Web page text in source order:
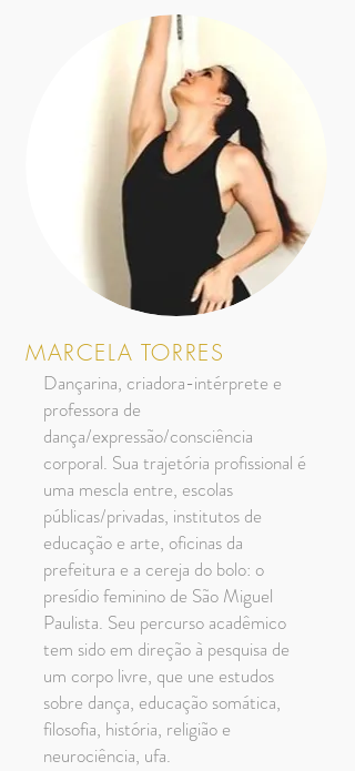
MARCELA TORRES
Dançarina, criadora-intérprete e
professora de
dança/expressão/consciência
corporal. Sua trajetória profissional é
uma mescla entre, escolas
públicas/privadas, institutos de
educação e arte, oficinas da
prefeitura e a cereja do bolo: o
presídio feminino de São Miguel
Paulista. Seu percurso acadêmico
tem sido em direção à pesquisa de
um corpo livre, que une estudos
sobre dança, educação somática,
filosofia, história, religião e
neurociência, ufa.